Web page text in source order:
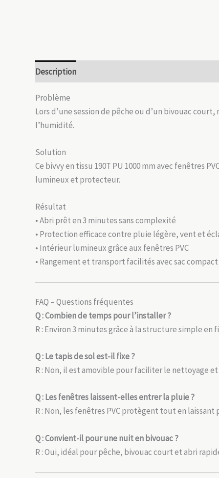
Description
Problème
Lors d’une session de pêche ou d’un bivouac
l’humidité.
Solution
Ce bivvy en tissu 190T PU 1000 mm avec fenêtres
lumineux et protecteur.
Résultat
• Abri prêt en 3 minutes sans complexité
• Protection efficace contre pluie légère, vent et
• Intérieur lumineux grâce aux fenêtres PVC
• Rangement et transport facilités avec sac compact
FAQ – Questions fréquentes
Q : Combien de temps pour l’installer ?
R : Environ 3 minutes grâce à la structure simple en
Q : Le tapis de sol est-il fixe ?
R : Non, il est amovible pour faciliter le nettoyage
Q : Les fenêtres laissent-elles entrer la pluie ?
R : Non, les fenêtres PVC protègent tout en laissant
Q : Convient-il pour une nuit en bivouac ?
R : Oui, idéal pour pêche, bivouac court et abri